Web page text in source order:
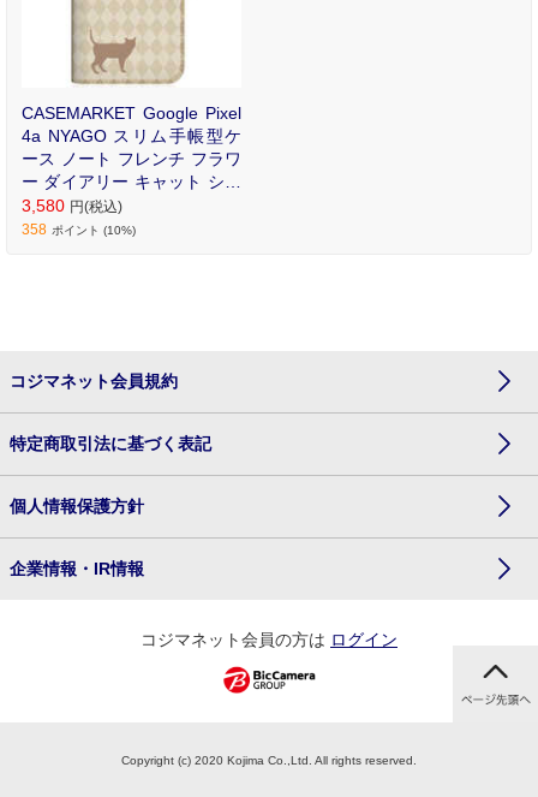
CASEMARKET Google Pixel
4a NYAGO スリム手帳型ケ
ース ノート フレンチ フラワ
ー ダイアリー キャット シル
エット ダイヤ柄 & なんだに
ゃ? クリーム G025M-BNG2
3,580 円(税込)
358 ポイント (10%)
コジマネット会員規約
特定商取引法に基づく表記
個人情報保護方針
企業情報・IR情報
コジマネット会員の方は ログイン
Copyright (c) 2020 Kojima Co.,Ltd. All rights reserved.